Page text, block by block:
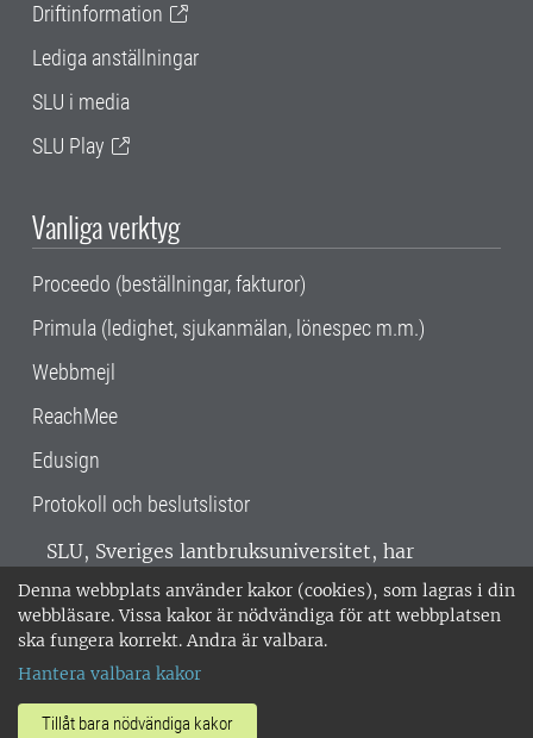
Denna webbplats använder kakor (cookies), som lagras i din
webbläsare. Vissa kakor är nödvändiga för att webbplatsen
ska fungera korrekt. Andra är valbara.
Hantera valbara kakor
Tillåt bara nödvändiga kakor
Driftinformation
Lediga anställningar
SLU i media
SLU Play
Vanliga verktyg
Proceedo (beställningar, fakturor)
Primula (ledighet, sjukanmälan, lönespec m.m.)
Webbmejl
ReachMee
Edusign
Protokoll och beslutslistor
SLU, Sveriges lantbruksuniversitet, har
verksamhet över hela Sverige. Huvudorter är
Alnarp, Uppsala och Umeå.SLU är
miljöcertifierat enligt ISO 14001. •
018-67 10 00 • Org nr: 202100-2817 •
Om SLU:s webbplatser